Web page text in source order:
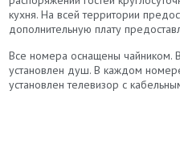
кухня. На всей территории
дополнительную плату
Все номера оснащены чайником.
установлен душ. В каждом
установлен телевизор с